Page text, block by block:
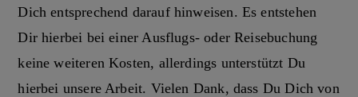
Dich entsprechend darauf hinweisen. Es entstehen
Dir hierbei bei einer Ausflugs- oder Reisebuchung
keine weiteren Kosten, allerdings unterstützt Du
hierbei unsere Arbeit. Vielen Dank, dass Du Dich von